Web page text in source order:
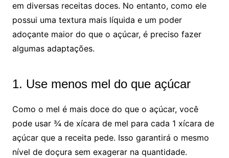
em diversas receitas doces. No entanto, como ele
possui uma textura mais líquida e um poder
adoçante maior do que o açúcar, é preciso fazer
algumas adaptações.
1. Use menos mel do que açúcar
Como o mel é mais doce do que o açúcar, você
pode usar ¾ de xícara de mel para cada 1 xícara de
açúcar que a receita pede. Isso garantirá o mesmo
nível de doçura sem exagerar na quantidade.